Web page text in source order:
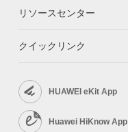
リソースセンター
クイックリンク
HUAWEI eKit App
Huawei HiKnow App